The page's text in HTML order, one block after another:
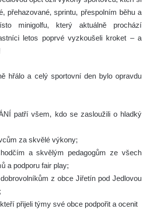
přehazované, sprintu, přespolním běhu a
minigolfu, který aktuálně prochází
letos poprvé vyzkoušeli kroket – a
hřálo a celý sportovní den bylo opravdu
patří všem, kdo se zasloužili o hladký
za skvělé výkony;
a skvělým pedagogům ze všech
a podporu fair play;
z obce Jiřetín pod Jedlovou
přijeli týmy své obce podpořit a ocenit